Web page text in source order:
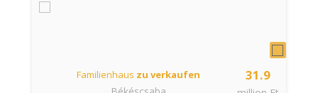
31.9
Familienhaus zu verkaufen